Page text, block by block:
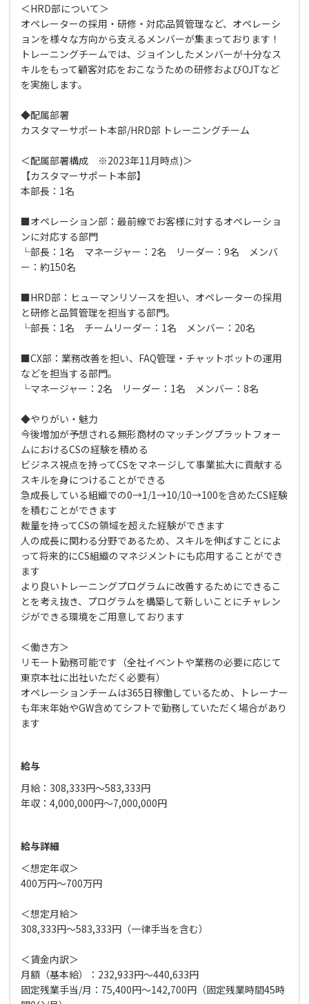
＜HRD部について＞
オペレーターの採用・研修・対応品質管理など、オペレーシ
ョンを様々な方向から支えるメンバーが集まっております！
トレーニングチームでは、ジョインしたメンバーが十分なス
キルをもって顧客対応をおこなうための研修およびOJTなど
を実施します。
◆配属部署
カスタマーサポート本部/HRD部 トレーニングチーム
＜配属部署構成 ※2023年11月時点)＞
【カスタマーサポート本部】
本部長：1名
■オペレーション部：最前線でお客様に対するオペレーショ
ンに対応する部門
└部長：1名 マネージャー：2名 リーダー：9名 メンバ
ー：約150名
■HRD部：ヒューマンリソースを担い、オペレーターの採用
と研修と品質管理を担当する部門。
└部長：1名 チームリーダー：1名 メンバー：20名
■CX部：業務改善を担い、FAQ管理・チャットボットの運用
などを担当する部門。
└マネージャー：2名 リーダー：1名 メンバー：8名
◆やりがい・魅力
今後増加が予想される無形商材のマッチングプラットフォー
ムにおけるCSの経験を積める
ビジネス視点を持ってCSをマネージして事業拡大に貢献する
スキルを身につけることができる
急成長している組織での0→1/1→10/10→100を含めたCS経験
を積むことができます
裁量を持ってCSの領域を超えた経験ができます
人の成長に関わる分野であるため、スキルを伸ばすことによ
って将来的にCS組織のマネジメントにも応用することができ
ます
より良いトレーニングプログラムに改善するためにできるこ
とを考え抜き、プログラムを構築して新しいことにチャレン
ジができる環境をご用意しております
＜働き方＞
リモート勤務可能です（全社イベントや業務の必要に応じて
東京本社に出社いただく必要有）
オペレーションチームは365日稼働しているため、トレーナー
も年末年始やGW含めてシフトで勤務していただく場合があり
ます
給与
月給：308,333円～583,333円
年収：4,000,000円～7,000,000円
給与詳細
＜想定年収＞
400万円～700万円
＜想定月給＞
308,333円～583,333円（一律手当を含む）
＜賃金内訳＞
月額（基本給）：232,933円～440,633円
固定残業手当/月：75,400円～142,700円（固定残業時間45時